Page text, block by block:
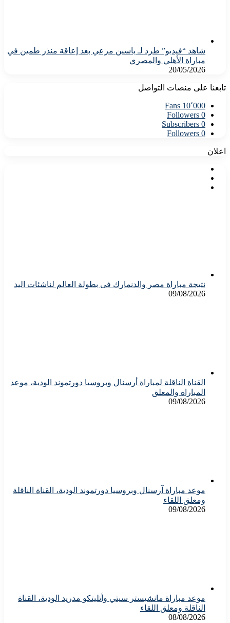
شاهد “فيديو” طرد لـ ياسين مرعي بعد إعاقة منذر طمين في
مباراة الأهلي والمصري
20/05/2026
تابعنا على منصات التواصل
10٬000 Fans
0
Followers
0
Subscribers
0
Followers
اعلان
نتيجة مباراة مصر والدنمارك فى بطولة العالم لناشئات اليد
09/08/2026
القناة الناقلة لمباراة أرسنال وبروسيا دورتموند الودية، موعد
المباراة والمعلق
09/08/2026
موعد مباراة آرسنال وبروسيا دورتموند الودية، القناة الناقلة
ومعلق اللقاء
09/08/2026
موعد مباراة مانشيستر سيتي وأتليتكو مدريد الودية، القناة
الناقلة ومعلق اللقاء
08/08/2026